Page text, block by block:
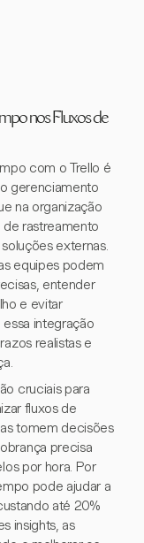
nos Fluxos de
com o Trello é
gerenciamento
na organização
rastreamento
externas.
equipes podem
entender
e evitar
integração
realistas e
cruciais para
fluxos de
tomem decisões
precisa
por hora. Por
pode ajudar a
até 20%
insights, as